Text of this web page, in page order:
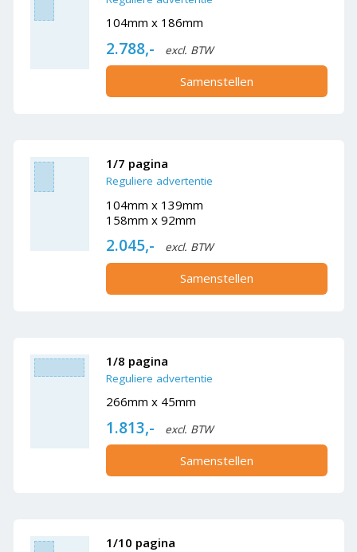
104mm x 186mm
2.788,- excl. BTW
Samenstellen
1/7 pagina
Reguliere advertentie
104mm x 139mm
158mm x 92mm
2.045,- excl. BTW
Samenstellen
1/8 pagina
Reguliere advertentie
266mm x 45mm
1.813,- excl. BTW
Samenstellen
1/10 pagina